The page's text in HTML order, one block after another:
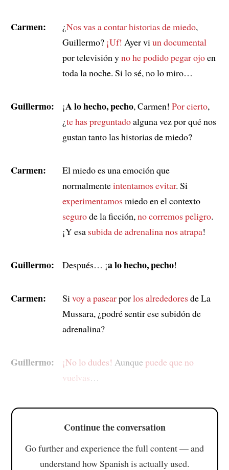
Carmen: ¿Nos vas a contar historias de miedo,
Guillermo? ¡Uf! Ayer vi un documental
por televisión yno he podido pegar ojoen
toda la noche. Si lo sé, no lo miro…
Guillermo: ¡A lo hecho, pecho, Carmen! Por cierto,
¿te has preguntadoalguna vez por qué nos
gustan tanto las historias de miedo?
Carmen:
El miedo es una emoción que
normalmenteintentamos evitar. Si
experimentamosmiedo en el contexto
segurode la ficción, no corremos peligro.
¡Y esa subida de adrenalinanos atrapa!
Guillermo: Después… ¡a lo hecho, pecho!
Carmen: Si voy a pasearporlos alrededoresde La
Mussara, ¿podré sentir ese subidón de
adrenalina?
Guillermo: ¡No lo dudes! Aunque puede que no
vuelvas…
Continue the conversation
Go further and experience the full content — and
understand how Spanish is actually used.